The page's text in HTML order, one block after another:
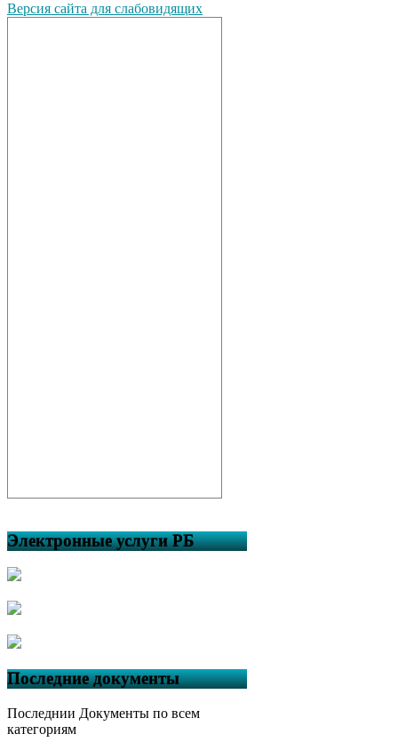
Версия сайта для слабовидящих
Электронные услуги РБ
Последние документы
Последнии Документы по всем
категориям